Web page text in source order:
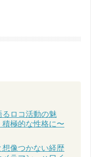
ロコ活動の魅
極的な性格に〜
想像つかない経歴